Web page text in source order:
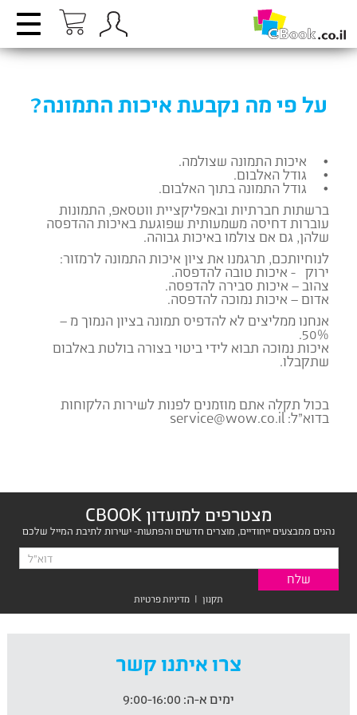
על פי מה נקבעת איכות התמונה?
• איכות התמונה שצולמה.
• גודל האלבום.
• גודל התמונה בתוך האלבום.
ברשתות חברתיות ובאפליקציית ווטסאפ, התמונות
עוברות דחיסה משמעותית שפוגעת באיכות ההדפסה
שלהן, גם אם צולמו באיכות גבוהה.
לנוחיותכם, תרגמנו את ציון איכות התמונה לרמזור:
ירוק - איכות טובה להדפסה.
צהוב – איכות סבירה להדפסה.
אדום – איכות נמוכה להדפסה.
אנחנו ממליצים לא להדפיס תמונה בציון הנמוך מ –
50%.
איכות נמוכה תבוא לידי ביטוי בצורה בולטת באלבום
שתקבלו.
בכול תקלה אתם מוזמנים לפנות לשירות הלקוחות
בדוא”ל: service@wow.co.il
מצטרפים למועדון CBOOK
נהנים ממבצעים ייחודיים, מוצרים חדשים והפתעות- ישירות לתיבת המייל שלכם
תקנון | מדיניות פרטיות
צרו איתנו קשר
ימים א-ה: